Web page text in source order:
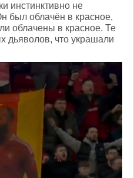
инстинктивно не
был облачён в красное,
облачены в красное. Те
дьяволов, что украшали